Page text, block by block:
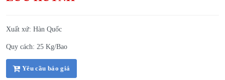
Xuất xứ: Hàn Quốc
Quy cách: 25 Kg/Bao
Yêu cầu báo giá